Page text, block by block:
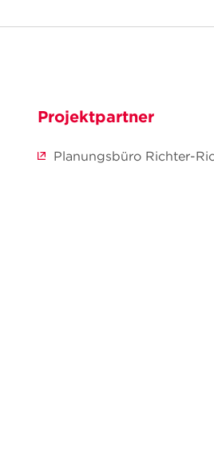
Projektpartner
Planungsbüro Richter-